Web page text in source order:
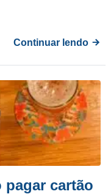
Continuar lendo
pagar cartão